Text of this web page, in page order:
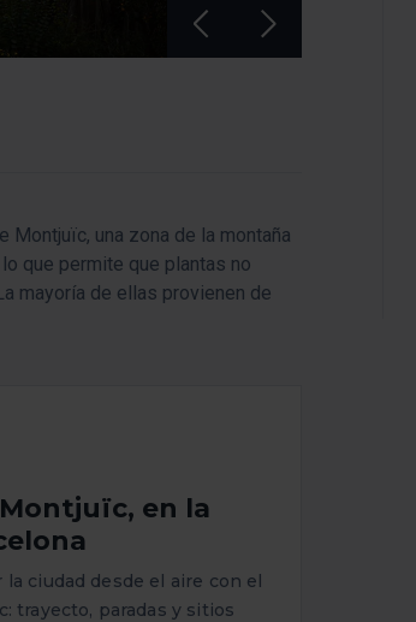
una zona de la montaña
que permite que plantas no
mayoría de ellas provienen de
en la
ciudad desde el aire con el
trayecto, paradas y sitios